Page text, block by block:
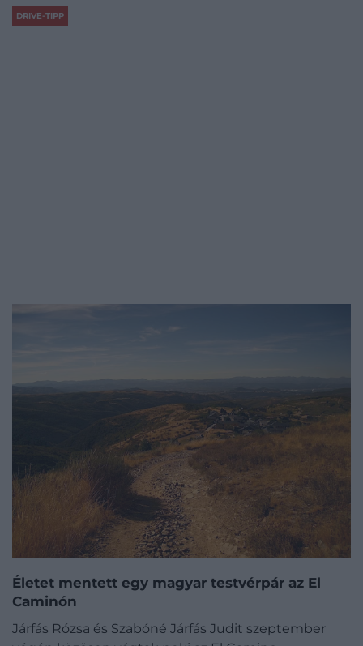
DRIVE-TIPP
Életet mentett egy magyar testvérpár az El
Caminón
Járfás Rózsa és Szabóné Járfás Judit szeptember